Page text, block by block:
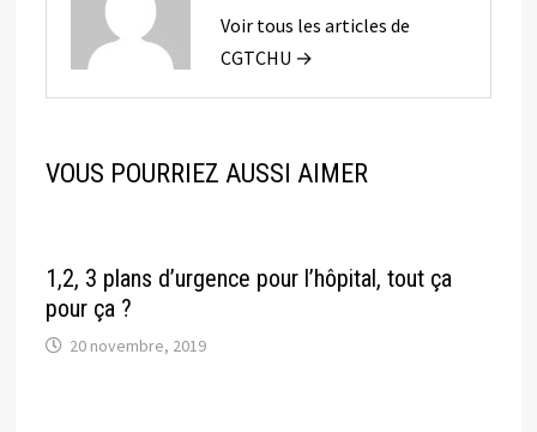
Voir tous les articles de
CGTCHU →
VOUS POURRIEZ AUSSI AIMER
1,2, 3 plans d’urgence pour l’hôpital, tout ça
pour ça ?
20 novembre, 2019